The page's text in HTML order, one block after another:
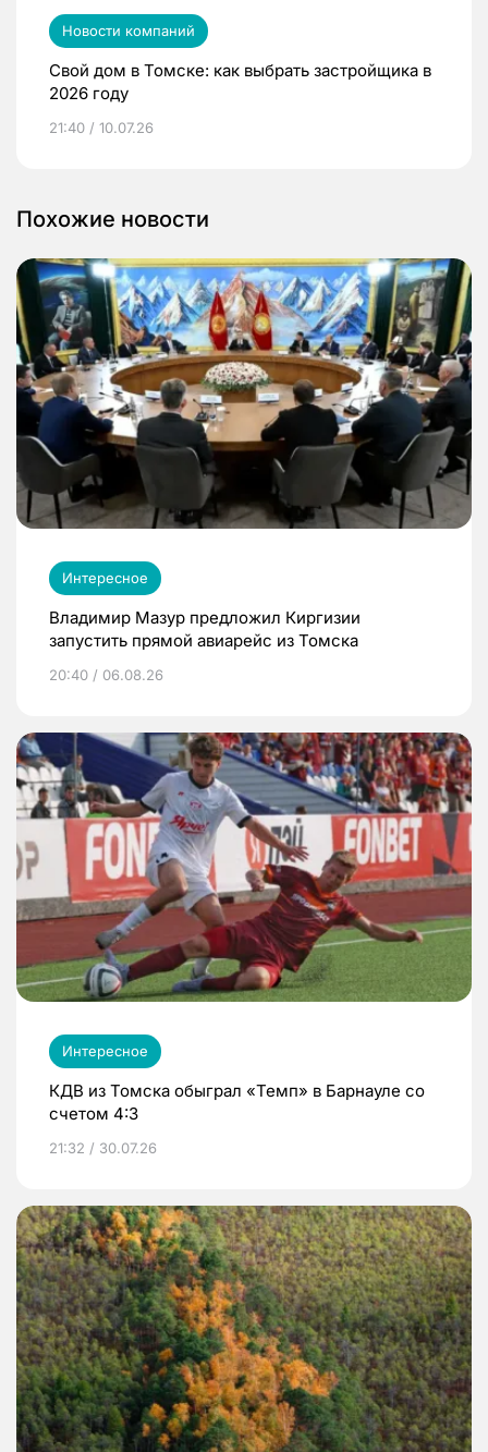
Новости компаний
Свой дом в Томске: как выбрать застройщика в
2026 году
21:40 / 10.07.26
Похожие новости
Интересное
Владимир Мазур предложил Киргизии
запустить прямой авиарейс из Томска
20:40 / 06.08.26
Интересное
КДВ из Томска обыграл «Темп» в Барнауле со
счетом 4:3
21:32 / 30.07.26